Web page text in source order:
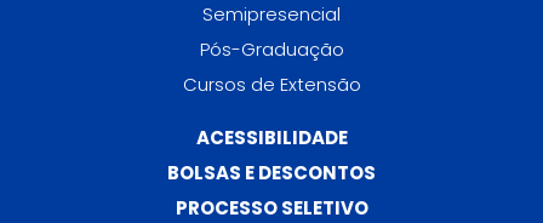
Semipresencial
Pós-Graduação
Cursos de Extensão
ACESSIBILIDADE
BOLSAS E DESCONTOS
PROCESSO SELETIVO